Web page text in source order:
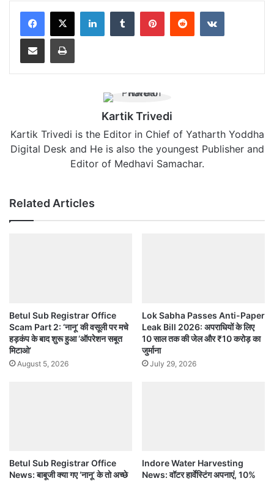
Kartik Trivedi
Kartik Trivedi is the Editor in Chief of Yatharth Yoddha
Digital Desk and He is also the youngest Publisher and
Editor of Medhavi Samachar.
Related Articles
Betul Sub Registrar Office
Scam Part 2: ‘नानू’ की वसूली पर मचे
हड़कंप के बाद शुरू हुआ ‘ऑपरेशन सबूत
मिटाओ’
August 5, 2026
Lok Sabha Passes Anti-Paper
Leak Bill 2026: अपराधियों के लिए
10 साल तक की जेल और ₹10 करोड़ का
जुर्माना
July 29, 2026
Betul Sub Registrar Office
News: बाबूजी क्या गए ‘नानू’ के तो अच्छे
Indore Water Harvesting
News: वॉटर हार्वेस्टिंग अपनाएं, 10%